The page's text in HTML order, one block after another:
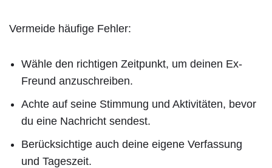
Vermeide häufige Fehler:
Wähle den richtigen Zeitpunkt, um deinen Ex-
Freund anzuschreiben.
Achte auf seine Stimmung und Aktivitäten, bevor
du eine Nachricht sendest.
Berücksichtige auch deine eigene Verfassung
und Tageszeit.